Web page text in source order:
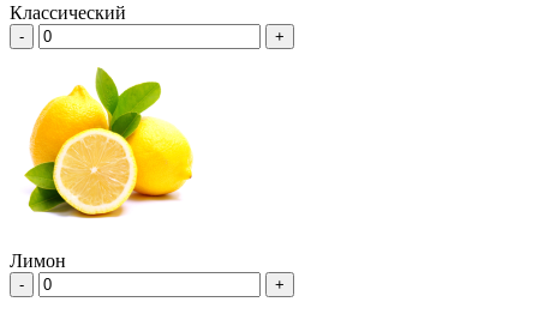
Классический
- +
Лимон
- +